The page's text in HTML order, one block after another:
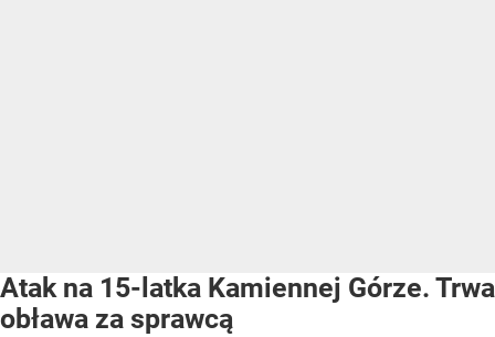
Atak na 15-latka Kamiennej Górze. Trwa
obława za sprawcą